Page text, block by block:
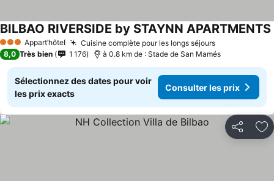
3 ÉtoilesAppart’hôtel Cuisine complète pour les longs séjours
BILBAO RIVERSIDE by STAYNN APARTMENTS
8,0 Très bien 1 176 à 0.8 km de : Stade de San Mamés
Sélectionnez des dates pour voir
les prix exacts
Consulter les prix
Partager